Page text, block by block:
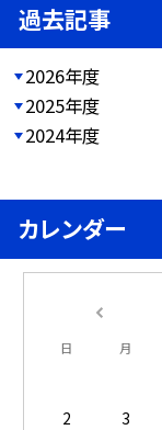
過去記事
2026年度
2025年度
2024年度
カレンダー
日 月
2
3